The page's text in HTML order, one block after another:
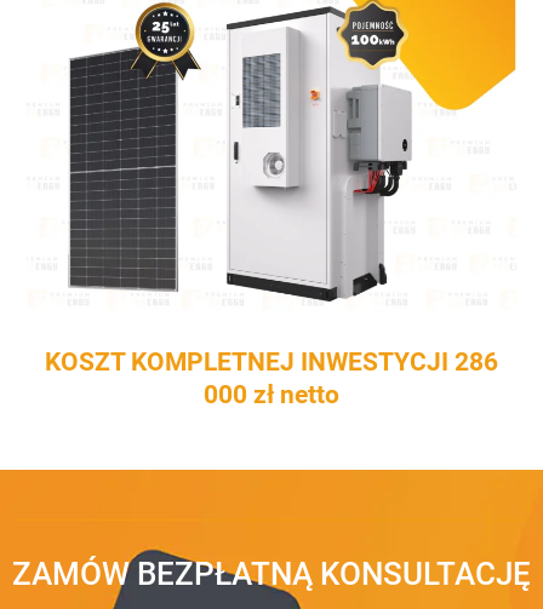
KOSZT KOMPLETNEJ INWESTYCJI 286
000 zł netto
ZAMÓW BEZPŁATNĄ KONSULTACJĘ